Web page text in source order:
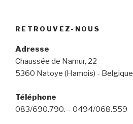
RETROUVEZ-NOUS
Adresse
Chaussée de Namur, 22
5360 Natoye (Hamois) - Belgique
Téléphone
083/690.790. – 0494/068.559